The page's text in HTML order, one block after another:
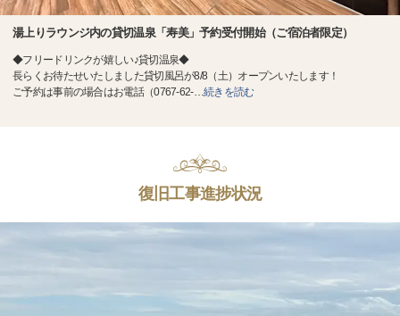
湯上りラウンジ内の貸切温泉「寿美」予約受付開始（ご宿泊者限定）
◆フリードリンクが嬉しい♪貸切温泉◆
長らくお待たせいたしました貸切風呂が8/8（土）オープンいたします！
ご予約は事前の場合はお電話（0767-62-…続きを読む
復旧工事進捗状況